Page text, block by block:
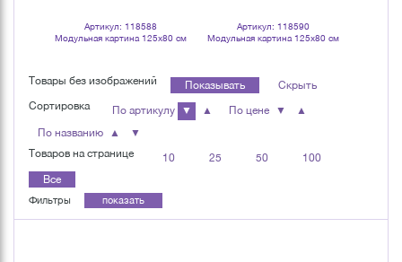
Артикул: 118588
Модульная картина 125х80 см
Артикул: 118590
Модульная картина 125х80 см
Товары без изображений Показывать
Скрыть
Сортировка
По артикулу ▼ ▲ По цене ▼
▲
По названию
▲
▼
Товаров на странице
10 25 50
100
Все
Фильтры показать